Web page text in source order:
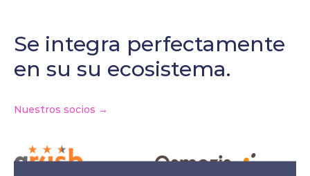
Se integra perfectamente
en su su ecosistema.
Nuestros socios →